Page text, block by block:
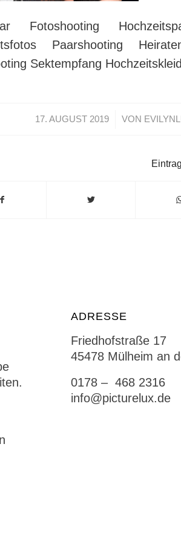
Fotoshooting
Paarshooting
Sektempfang
17. AUGUST 2019
/ VON
ADRESSE
Friedhofstraße 17
45478 Mülheim an
0178 – 468 2316
info@picturelux.de